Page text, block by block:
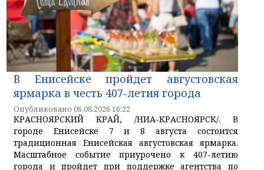
В Енисейске пройдет августовская
ярмарка в честь 407-летия города
Опубликовано 06.08.2026 16:22
КРАСНОЯРСКИЙ КРАЙ, /НИА-КРАСНОЯРСК/. В
городе Енисейске 7 и 8 августа состоится
традиционная Енисейская августовская ярмарка.
Масштабное событие приурочено к 407-летию
города и пройдет при поддержке агентства по